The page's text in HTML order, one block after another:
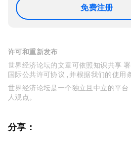
免费注册
许可和重新发布
世界经济论坛的文章可依照知识共享
国际公共许可协议 , 并根据我们的使用
世界经济论坛是一个独立且中立的平
人观点。
分享：